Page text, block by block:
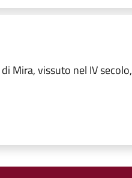
Mira, vissuto nel IV secolo,